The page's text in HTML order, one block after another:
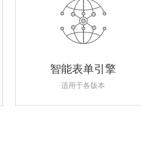
智能表单引擎
适用于各版本